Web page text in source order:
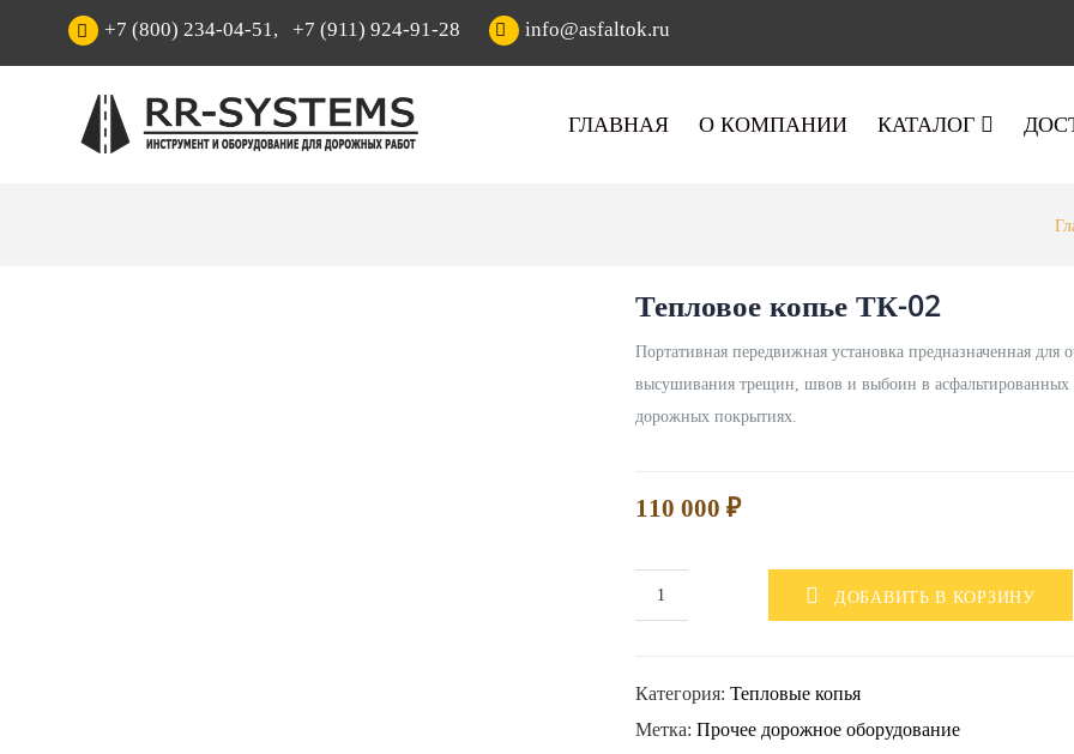
+7 (800) 234-04-51, +7 (911) 924-91-28 info@asfaltok.ru
ГЛАВНАЯ О КОМПАНИИ КАТАЛОГ
Тепловое копье ТК-02
Портативная передвижная установка предназначенная для
высушивания трещин, швов и выбоин в асфальтированных
дорожных покрытиях.
110 000 ₽
ДОБАВИТЬ В КОРЗИНУ
Категория: Тепловые копья
Метка: Прочее дорожное оборудование